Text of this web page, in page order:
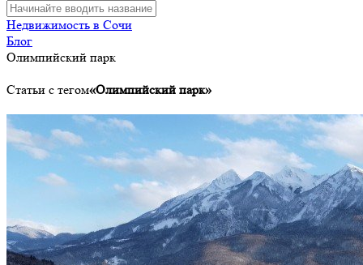
Недвижимость в Сочи
Блог
Олимпийский парк
Статьи с тегом«Олимпийский парк»